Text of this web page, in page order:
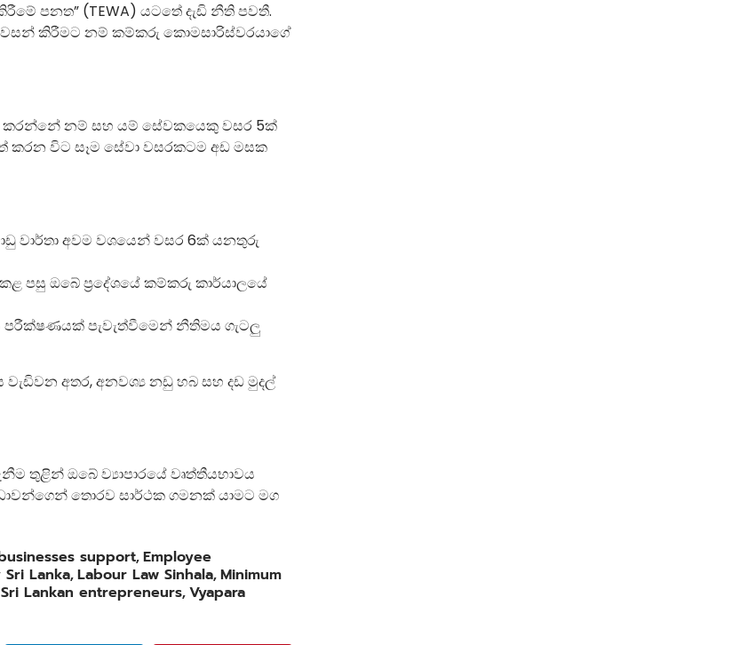
පනත” (TEWA) යටතේ දැඩි නීති පවතී.
කිරීමට නම් කම්කරු කොමසාරිස්වරයාගේ
කරන්නේ නම් සහ යම් සේවකයෙකු වසර 5ක්
විට සෑම සේවා වසරකටම අඩ මසක
වාර්තා අවම වශයෙන් වසර 6ක් යනතුරු
පසු ඔබේ ප්‍රදේශයේ කම්කරු කාර්යාලයේ
පැවැත්වීමෙන් නීතිමය ගැටලු
අතර, අනවශ්‍ය නඩු හබ සහ දඩ මුදල්
තුළින් ඔබේ ව්‍යාපාරයේ වෘත්තීයභාවය
තොරව සාර්ථක ගමනක් යාමට මග
support,Employee
Sri Lanka,Labour Law Sinhala,Minimum
Sri Lankan entrepreneurs,Vyapara